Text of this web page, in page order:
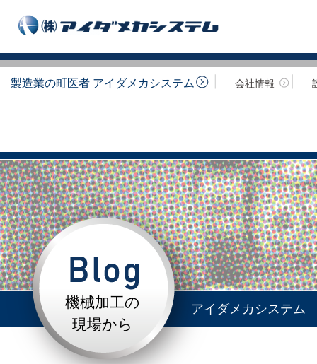
製造業の町医者 アイダメカシステム 会社情報
機械加工の
現場から
アイダメカシステム